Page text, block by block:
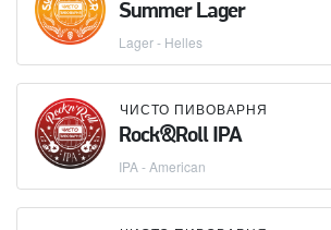
Summer Lager
Lager - Helles
ЧИСТО ПИВОВАРНЯ
Rock&Roll IPA
IPA - American